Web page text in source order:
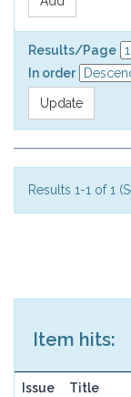
Results/Page
In order
Results 1-1 of 1
Item hits:
Issue Title